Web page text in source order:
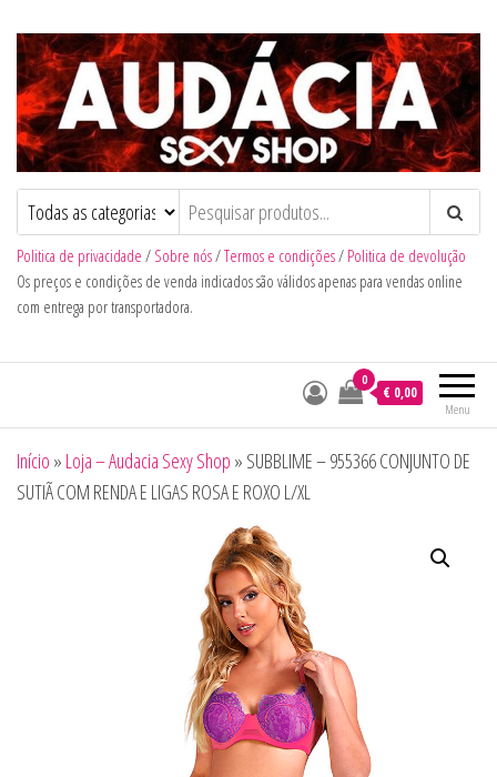
Audacia Sexy Shop
Politica de privacidade / Sobre nós/Termos e condições/ Politica de devolução
Os preços e condições de venda indicados são válidos apenas para vendas online
com entrega por transportadora.
Menu
0
€ 0,00
Início » Loja – Audacia Sexy Shop » SUBBLIME – 955366 CONJUNTO DE
SUTIÃ COM RENDA E LIGAS ROSA E ROXO L/XL